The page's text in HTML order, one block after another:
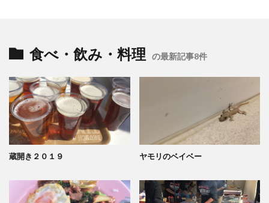
食べ・飲み・料理 の最新記事8件
蔵開き２０１９ ヤモリのベイベー